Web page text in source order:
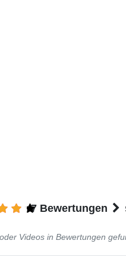
7 Bewertungen
Videos in Bewertungen